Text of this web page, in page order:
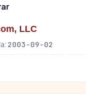
LLC
2003-09-02